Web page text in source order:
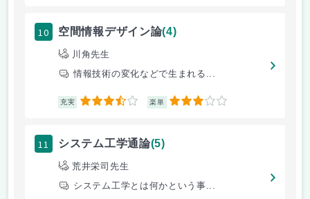
10 空間情報デザイン論(4)
川角先生
情報技術の変化などで生まれる...
充実 3.5 楽単 3
11 システム工学通論(5)
荒井栄司先生
システム工学とは何かという事...